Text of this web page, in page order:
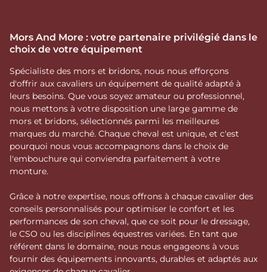
Mors And More : votre partenaire privilégié dans le
choix de votre équipement
Spécialiste des mors et bridons, nous nous efforçons
d'offrir aux cavaliers un équipement de qualité adapté à
leurs besoins. Que vous soyez amateur ou professionnel,
nous mettons à votre disposition une large gamme de
mors et bridons, sélectionnés parmi les meilleures
marques du marché. Chaque cheval est unique, et c'est
pourquoi nous vous accompagnons dans le choix de
l'embouchure qui conviendra parfaitement à votre
monture.
Grâce à notre expertise, nous offrons à chaque cavalier des
conseils personnalisés pour optimiser le confort et les
performances de son cheval, que ce soit pour le dressage,
le CSO ou les disciplines équestres variées. En tant que
référent dans le domaine, nous nous engageons à vous
fournir des équipements innovants, durables et adaptés aux